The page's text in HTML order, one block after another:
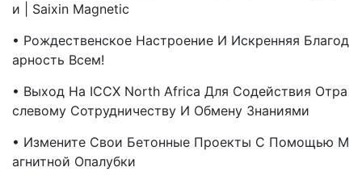
И | Saixin Magnetic
• Рождественское Настроение И Искренняя Благод
Арность Всем!
• Выход На ICCX North Africa Для Содействия Отра
Слевому Сотрудничеству И Обмену Знаниями
• Измените Свои Бетонные Проекты С Помощью М
Агнитной Опалубки